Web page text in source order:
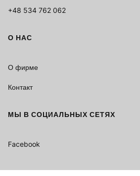
+48 534 762 062
О НАС
О фирме
Контакт
МЫ В СОЦИАЛЬНЫХ СЕТЯХ
Facebook